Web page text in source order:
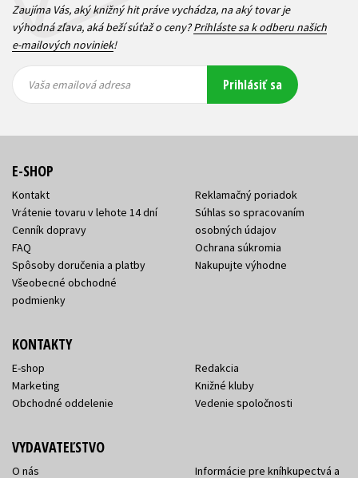
Zaujíma Vás, aký knižný hit práve vychádza, na aký tovar je
výhodná zľava, aká beží súťaž o ceny?Prihláste sa k odberu našich
e-mailových noviniek!
emailová
emailová
Vaša emailová adresa Prihlásiť sa
E-SHOP
Kontakt
Vrátenie tovaru v lehote 14 dní
Cenník dopravy
FAQ
Spôsoby doručenia a platby
Všeobecné obchodné
podmienky
Reklamačný poriadok
Súhlas so spracovaním
osobných údajov
Ochrana súkromia
Nakupujte výhodne
KONTAKTY
E-shop
Marketing
Obchodné oddelenie
Redakcia
Knižné kluby
Vedenie spoločnosti
VYDAVATEĽSTVO
O nás Informácie pre kníhkupectvá a